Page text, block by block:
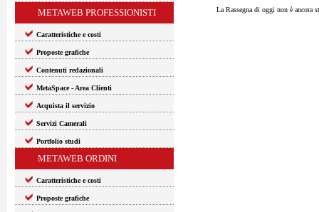
METAWEB PROFESSIONISTI
Caratteristiche e costi
Proposte grafiche
Contenuti redazionali
MetaSpace - Area Clienti
Acquista il servizio
Servizi Camerali
Portfolio studi
METAWEB ORDINI
Caratteristiche e costi
Proposte grafiche
La Rassegna di oggi non è ancora